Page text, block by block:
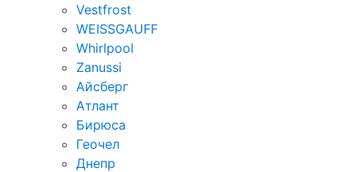
Vestfrost
WEISSGAUFF
Whirlpool
Zanussi
Айсберг
Атлант
Бирюса
Геочел
Днепр